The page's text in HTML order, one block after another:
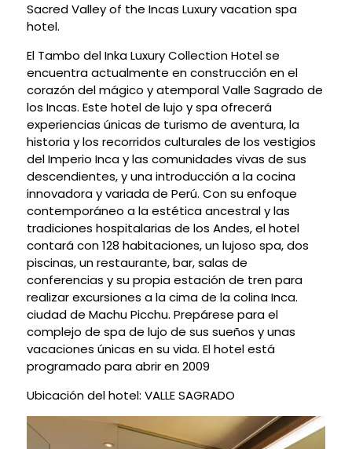
Sacred Valley of the Incas Luxury vacation spa
hotel.
El Tambo del Inka Luxury Collection Hotel se
encuentra actualmente en construcción en el
corazón del mágico y atemporal Valle Sagrado de
los Incas. Este hotel de lujo y spa ofrecerá
experiencias únicas de turismo de aventura, la
historia y los recorridos culturales de los vestigios
del Imperio Inca y las comunidades vivas de sus
descendientes, y una introducción a la cocina
innovadora y variada de Perú. Con su enfoque
contemporáneo a la estética ancestral y las
tradiciones hospitalarias de los Andes, el hotel
contará con 128 habitaciones, un lujoso spa, dos
piscinas, un restaurante, bar, salas de
conferencias y su propia estación de tren para
realizar excursiones a la cima de la colina Inca.
ciudad de Machu Picchu. Prepárese para el
complejo de spa de lujo de sus sueños y unas
vacaciones únicas en su vida. El hotel está
programado para abrir en 2009
Ubicación del hotel: VALLE SAGRADO